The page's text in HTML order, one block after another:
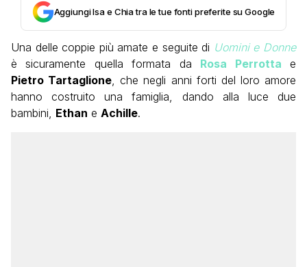
Aggiungi Isa e Chia tra le tue fonti preferite su Google
Una delle coppie più amate e seguite di Uomini e Donne
è sicuramente quella formata da Rosa Perrotta e
Pietro Tartaglione , che negli anni forti del loro amore
hanno costruito una famiglia, dando alla luce due
bambini, Ethan e Achille.